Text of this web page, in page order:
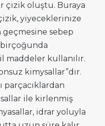
çizik oluştu. Buraya
yiyeceklerinize
sebep
birçoğunda
maddeler kullanılır.
kimysallar”dır.
parçacıklardan
ile kirlenmiş
idrar yoluyla